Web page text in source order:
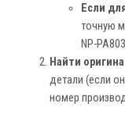
Если
точную
NP-
Найти
детали (если
номер